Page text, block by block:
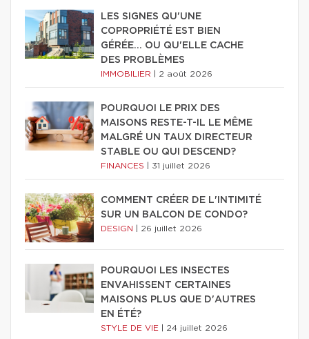
LES SIGNES QU'UNE
COPROPRIÉTÉ EST BIEN
GÉRÉE… OU QU'ELLE CACHE
DES PROBLÈMES
IMMOBILIER 2 août 2026
POURQUOI LE PRIX DES
MAISONS RESTE-T-IL LE MÊME
MALGRÉ UN TAUX DIRECTEUR
STABLE OU QUI DESCEND?
FINANCES 31 juillet 2026
COMMENT CRÉER DE L'INTIMITÉ
SUR UN BALCON DE CONDO?
DESIGN 26 juillet 2026
POURQUOI LES INSECTES
ENVAHISSENT CERTAINES
MAISONS PLUS QUE D'AUTRES
EN ÉTÉ?
STYLE DE VIE 24 juillet 2026